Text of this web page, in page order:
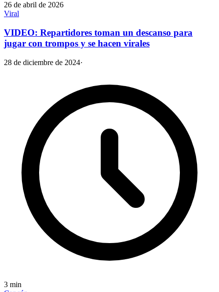
26 de abril de 2026
Viral
VIDEO: Repartidores toman un descanso para
jugar con trompos y se hacen virales
28 de diciembre de 2024·
3 min